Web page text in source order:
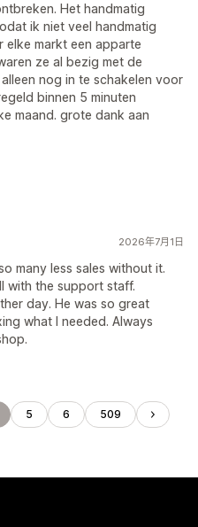
Het handmatig
ik niet veel handmatig
markt een apparte
ze al bezig met de
nog in te schakelen voor
binnen 5 minuten
maand. grote dank aan
2026年7月1日
many less sales without it.
with the support staff.
day. He was so great
what I needed. Always
5 6 509